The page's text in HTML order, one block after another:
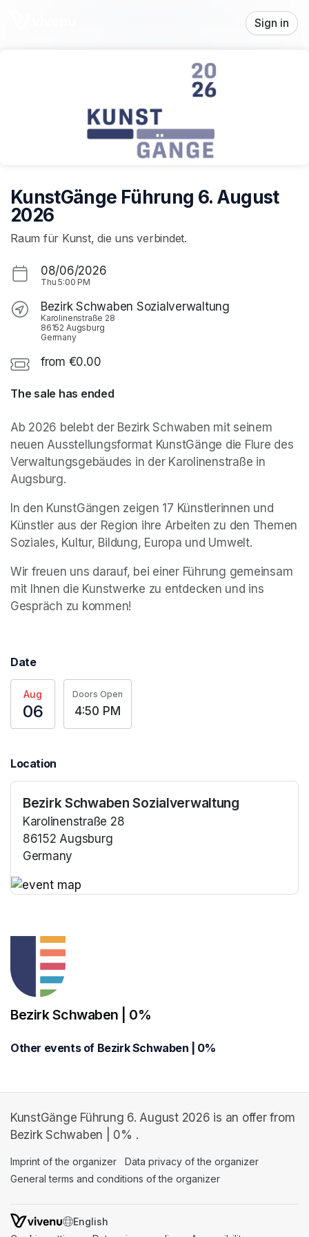
Sign in
KunstGänge Führung 6. August
2026
Raum für Kunst, die uns verbindet.
08/06/2026
Thu 5:00 PM
Bezirk Schwaben Sozialverwaltung
Karolinenstraße 28
86152 Augsburg
Germany
from €0.00
The sale has ended
Ab 2026 belebt der Bezirk Schwaben mit seinem
neuen Ausstellungsformat KunstGänge die Flure des
Verwaltungsgebäudes in der Karolinenstraße in
Augsburg.
In den KunstGängen zeigen 17 Künstlerinnen und
Künstler aus der Region ihre Arbeiten zu den Themen
Soziales, Kultur, Bildung, Europa und Umwelt.
Wir freuen uns darauf, bei einer Führung gemeinsam
mit Ihnen die Kunstwerke zu entdecken und ins
Gespräch zu kommen!
Date
Aug
06
Doors Open
4:50 PM
Location
Bezirk Schwaben Sozialverwaltung
Karolinenstraße 28
86152 Augsburg
Germany
Bezirk Schwaben | 0%
Other events of Bezirk Schwaben | 0%
KunstGänge Führung 6. August 2026 is an offer from
Bezirk Schwaben | 0% .
Imprint of the organizer (opens in a new tab)
Data privacy of the organizer
General terms and conditions of the organizer
SWITCH LANGUAGE